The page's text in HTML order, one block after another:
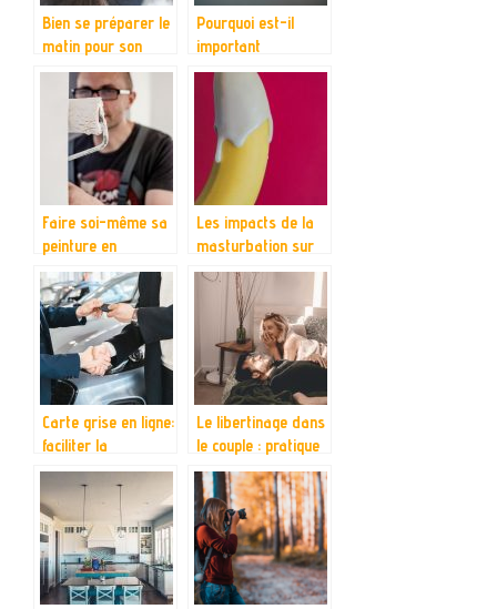
Bien se préparer le
matin pour son
rituel coiffure
Pourquoi est-il
important
d’entretenir une
bonne relation avec
les autres ?
Faire soi-même sa
peinture en
quelques étapes
Les impacts de la
masturbation sur
la sante chez les
hommes
Carte grise en ligne:
faciliter la
declaration de
votre achat de
vehicule
Le libertinage dans
le couple : pratique
et avantages